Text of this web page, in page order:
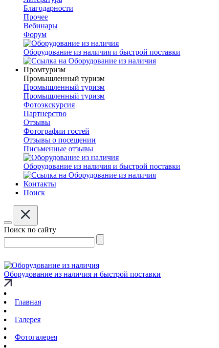
Благодарности
Прочее
Вебинары
Форум
Оборудование из наличия и быстрой поставки
Промтуризм
Промышленный туризм
Промышленный туризм
Промышленный туризм
Фотоэкскурсия
Партнерство
Отзывы
Фотографии гостей
Отзывы о посещении
Письменные отзывы
Оборудование из наличия и быстрой поставки
Контакты
Поиск
Поиск по сайту
Оборудование из наличия и быстрой поставки
Главная
Галерея
Фотогалерея